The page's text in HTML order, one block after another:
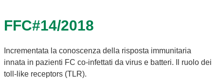
FFC#14/2018
Incrementata la conoscenza della risposta immunitaria
innata in pazienti FC co-infettati da virus e batteri. Il ruolo dei
toll-like receptors (TLR).